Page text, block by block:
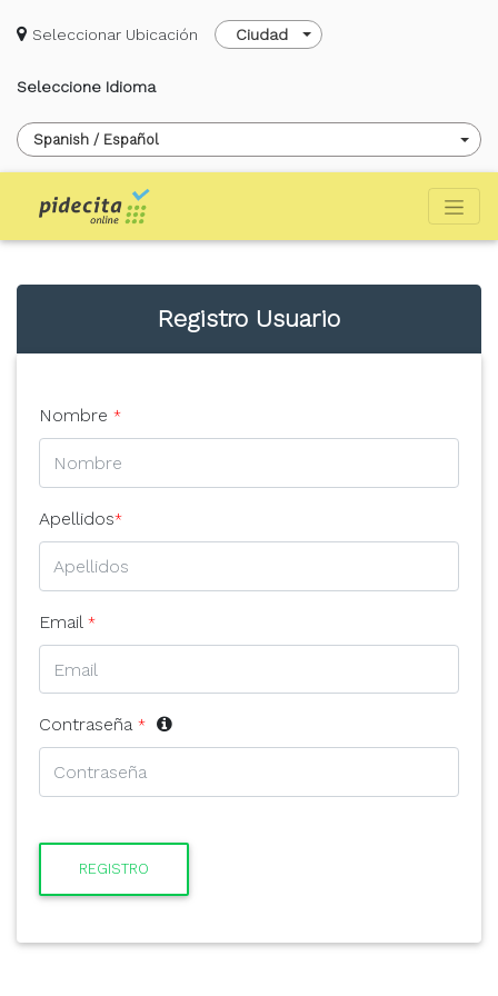
Seleccionar Ubicación Ciudad
Seleccione Idioma
Spanish / Español
Registro Usuario
Nombre *
Apellidos*
Email *
Contraseña *
REGISTRO